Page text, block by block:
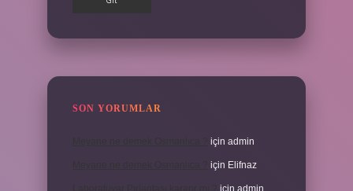
SON YORUMLAR
için admin
için Elifnaz
için admin